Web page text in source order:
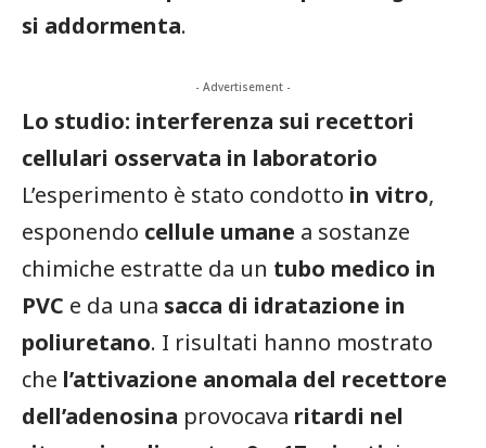
si addormenta.
- Advertisement -
Lo studio: interferenza sui recettori
cellulari osservata in laboratorio
L’esperimento è stato condotto in vitro,
esponendo cellule umane a sostanze
chimiche estratte da un tubo medico in
PVC e da una sacca di idratazione in
poliuretano. I risultati hanno mostrato
che l’attivazione anomala del recettore
dell’adenosina provocava ritardi nel